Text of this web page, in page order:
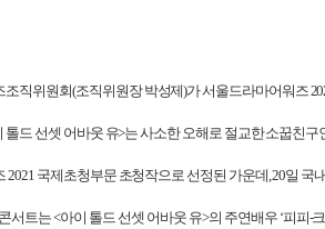
조직위원회(조직위원장 박성제)가 서울드라마어워즈
톨드 선셋 어바웃 유>는 사소한 오해로 절교한 소꿉친구
2021 국제초청부문 초청작으로 선정된 가운데, 20일 국
서트는<아이 톨드 선셋 어바웃 유>의 주연배우 ‘피피-